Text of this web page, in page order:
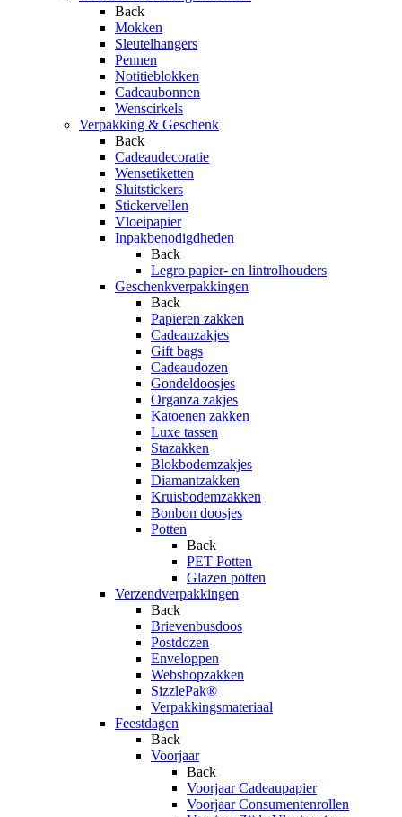
Back
Mokken
Sleutelhangers
Pennen
Notitieblokken
Cadeaubonnen
Wenscirkels
Verpakking & Geschenk
Back
Cadeaudecoratie
Wensetiketten
Sluitstickers
Stickervellen
Vloeipapier
Inpakbenodigdheden
Back
Legro papier- en lintrolhouders
Geschenkverpakkingen
Back
Papieren zakken
Cadeauzakjes
Gift bags
Cadeaudozen
Gondeldoosjes
Organza zakjes
Katoenen zakken
Luxe tassen
Stazakken
Blokbodemzakjes
Diamantzakken
Kruisbodemzakken
Bonbon doosjes
Potten
Back
PET Potten
Glazen potten
Verzendverpakkingen
Back
Brievenbusdoos
Postdozen
Enveloppen
Webshopzakken
SizzlePak®
Verpakkingsmateriaal
Feestdagen
Back
Voorjaar
Back
Voorjaar Cadeaupapier
Voorjaar Consumentenrollen